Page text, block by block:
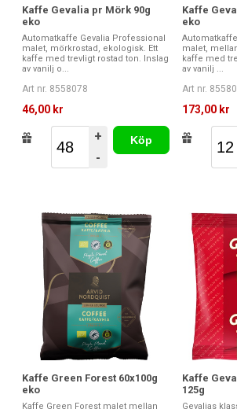
Kaffe Gevalia pr Mörk 90g
eko
Automatkaffe Gevalia Professional
malet, mörkrostad, ekologisk. Ett
kaffe med trevligt rostad ton. Inslag
av vanilj o...
Art nr. 8558078
46,00 kr
+
-
Köp
Kaffe
eko
malet,
kaffe med
av vanilj ...
Art nr.
173,00 kr
Kaffe Green Forest 60x100g
eko
Kaffe Green Forest malet mellan
Kaffe
125g
Gevalias